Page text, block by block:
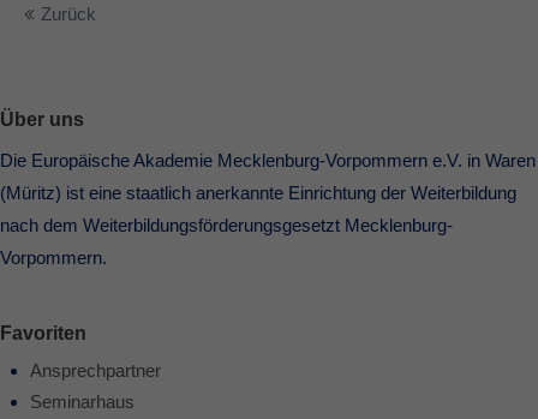
Zurück
Über uns
Die Europäische Akademie Mecklenburg-Vorpommern e.V. in Waren
(Müritz) ist eine staatlich anerkannte Einrichtung der Weiterbildung
nach dem Weiterbildungsförderungsgesetzt Mecklenburg-
Vorpommern.
Favoriten
Ansprechpartner
Seminarhaus